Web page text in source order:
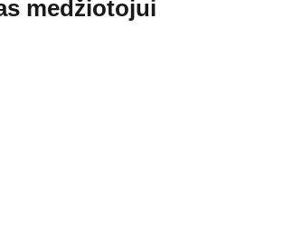
medžiotojui